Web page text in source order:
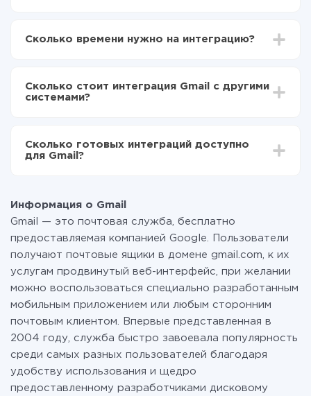
Далее выбираете в веб интерфейсе с каким
Выбираете какие данные из одной системы
передаваться из одной системы в другую
Сколько времени нужно на интеграцию?
отличаться и составлять от 5-ти до 30-минут. В
среднем настройка занимает 10-15 минут.
Сколько стоит интеграция Gmail с другими
системами?
функционал. Вы оплачиваете только количество
данных, которые по факту передаются из одной
перейти на платный, при необходимости. Подробнее
отарифах .
Сколько готовых интеграций доступно
для Gmail?
Информация о Gmail
Gmail — это почтовая служба, бесплатно
предоставляемая компанией Google. Пользователи
получают почтовые ящики в домене gmail.com, к их
услугам продвинутый веб-интерфейс, при желании
можно воспользоваться специально разработанным
мобильным приложением или любым сторонним
почтовым клиентом. Впервые представленная в
2004 году, служба быстро завоевала популярность
среди самых разных пользователей благодаря
удобству использования и щедро
предоставленному разработчиками дисковому